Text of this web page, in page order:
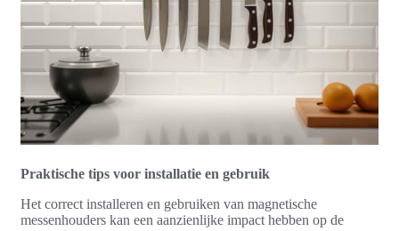
Praktische tips voor installatie en gebruik
Het correct installeren en gebruiken van magnetische
messenhouders kan een aanzienlijke impact hebben op de